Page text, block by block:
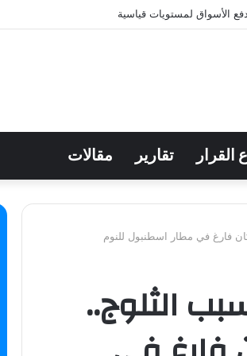
الرؤساء التنفيذيين في الشرق الأوسط بقائمة
القرار تقارير مقالات
فارغ في مطار اسطنبول للنوم
الثلوج..